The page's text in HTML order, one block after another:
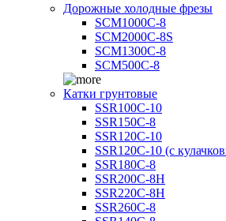
Дорожные холодные фрезы
SCM1000C-8
SCM2000C-8S
SCM1300C-8
SCM500C-8
Катки грунтовые
SSR100C-10
SSR150C-8
SSR120C-10
SSR120C-10 (с
SSR180C-8
SSR200C-8H
SSR220C-8H
SSR260C-8